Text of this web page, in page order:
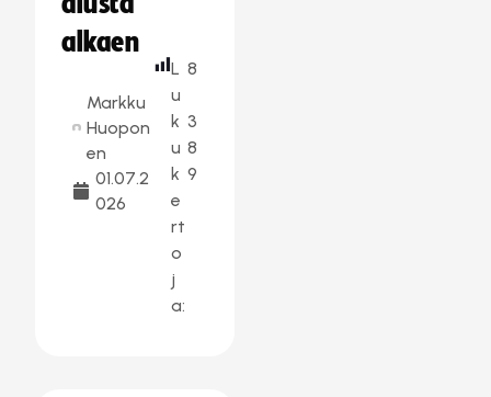
alkaen
Markku
Huopon
en
01.07.2
026
L
u
k
u
k
e
rt
o
j
a:
8
3
8
9